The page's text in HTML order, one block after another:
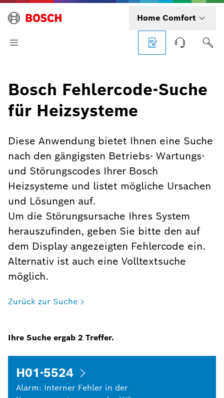
Home Comfort
Bosch Fehlercode-Suche
für Heizsysteme
Diese Anwendung bietet Ihnen eine Suche
nach den gängigsten Betriebs- Wartungs-
und Störungscodes Ihrer Bosch
Heizsysteme und listet mögliche Ursachen
und Lösungen auf.
Um die Störungsursache Ihres System
herauszufinden, geben Sie bitte den auf
dem Display angezeigten Fehlercode ein.
Alternativ ist auch eine Volltextsuche
möglich.
Zurück zur Suche
Ihre Suche ergab 2 Treffer.
H01-5524
Alarm: Interner Fehler in der